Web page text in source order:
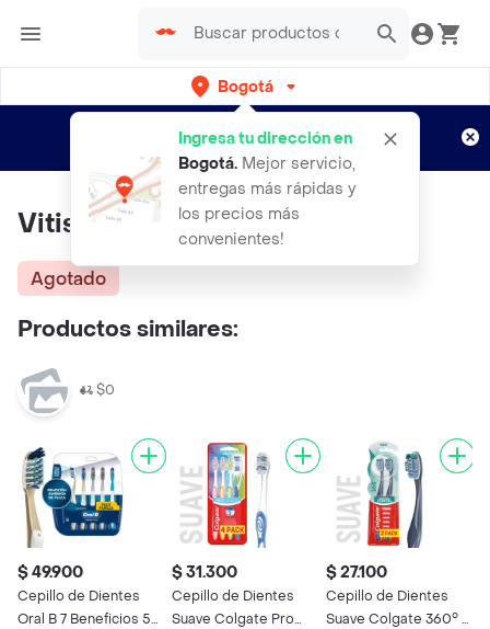
Bogotá
Ingresa tu dirección en
Bogotá. Mejor servicio,
entregas más rápidas y
los precios más
convenientes!
envíos gratis por semanas
Aplican TyC
Vitis Cepillo Cirugía 1 Und
Agotado
Productos similares:
$0
$ 49.900
Cepillo de Dientes
Oral B 7 Beneficios 5
$ 31.300
Cepillo de Dientes
Suave Colgate Pro
$ 27.100
Cepillo de Dientes
Suave Colgate 360° x